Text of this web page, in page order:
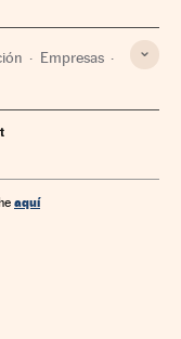
Empresas
aquí